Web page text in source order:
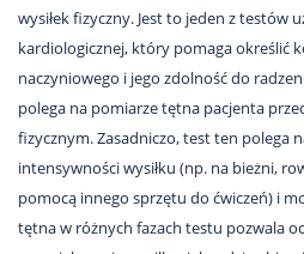
wysiłek fizyczny. Jest to jeden z testów
kardiologicznej, który pomaga określić
naczyniowego i jego zdolność do
polega na pomiarze tętna pacjenta
fizycznym. Zasadniczo, test ten polega
intensywności wysiłku (np. na bieżni,
pomocą innego sprzętu do ćwiczeń) i
tętna w różnych fazach testu pozwala